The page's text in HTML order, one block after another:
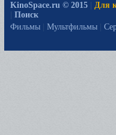
KinoSpace.ru © 2015 Для
Поиск
Фильмы
Мультфильмы